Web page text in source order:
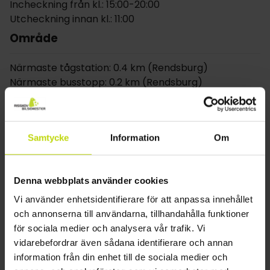
Samtycke Information Om
Denna webbplats använder cookies
Vi använder enhetsidentifierare för att anpassa innehållet
och annonserna till användarna, tillhandahålla funktioner
för sociala medier och analysera vår trafik. Vi
vidarebefordrar även sådana identifierare och annan
information från din enhet till de sociala medier och
Hotellrummen är inredda i klassisk stil och har fina
mattor, möbler i massivt trä och blommiga tyger.
Alla rum med privat bad/dusch, toalett och TV.
Incheckning från kl.: 15:00-20:00
Utcheckning innan kl.: 11:00
Område
Närmaste tågstation: 0.4 km (Rendsburg)
Närmaste busstopp: 0.2 km (Rendsburg)
Närmaste flygplats: 98 km (Hamburg )
Beläget i centrum
Avstånd till centrum: 0.1 km
Avstånd till strand: 40 km
Övrigt
Gratis parkering
Wifi
Gratis internet
Våningar: 2
Byggår: 1722
Renoverat: 2015